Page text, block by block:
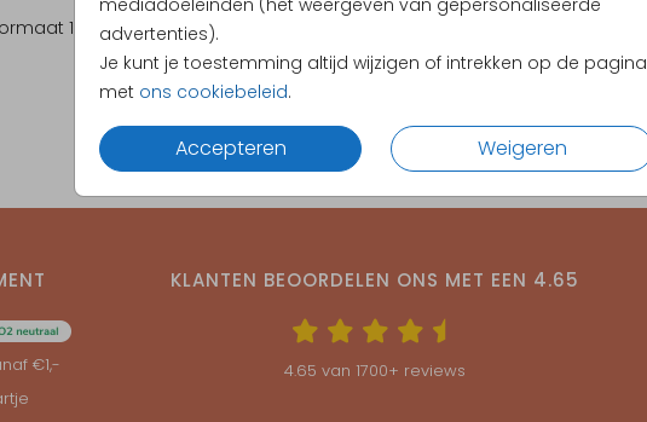
advertenties).
Je kunt je toestemming altijd wijzigen of intrekken op de pagina
met ons cookiebeleid.
Accepteren Weigeren
16x16 cm past het best bij deze kaart.
€1,-
KLANTEN BEOORDELEN ONS MET EEN 4.65
4.65 van 1700+ reviews